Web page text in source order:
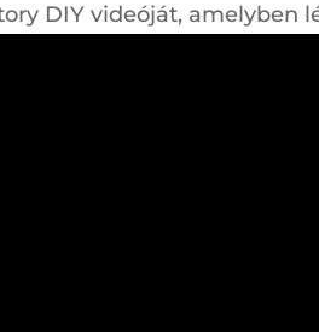
DIY videóját, amelyben